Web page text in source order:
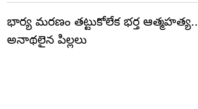
భార్య మరణం తట్టుకోలేక భర్త ఆత్మహత్య..
అనాథలైన పిల్లలు